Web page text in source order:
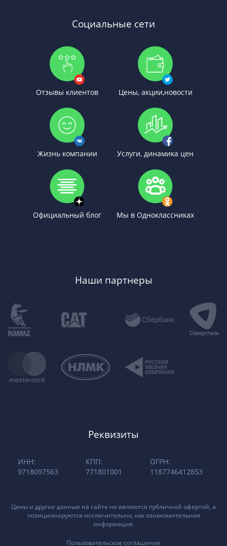
Социальные сети
Отзывы клиентов Цены, акции,новости
Жизнь компании Услуги, динамика цен
Официальный блог Мы в Одноклассниках
Наши партнеры
Реквизиты
ИНН:
9718097563
КПП:
771801001
ОГРН:
1187746412853
Цены и другие данные на сайте не являются публичной офертой, а
позиционируются исключительно, как ознакомительная
информация.
Пользовательское соглашение